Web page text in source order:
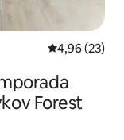
4,96 de uma
4,96 (23)
Forest